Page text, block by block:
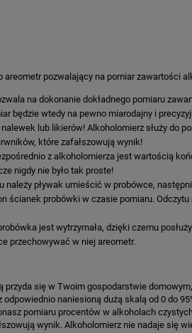
pozwalający na pomiar zawartości
na dokonanie dokładnego pomiaru
będzie wtedy na pewno miarodajny i
lub likierów! Alkoholomierz służy do
które zafałszowują wynik!
z alkoholomierza jest wartością
nigdy nie było tak proste!
należy pływak umieścić w probówce,
ścianek probówki w czasie pomiaru.
jest wytrzymała, dzięki czemu
przechowywać w niej areometr.
przyda się w Twoim gospodarstwie
odpowiednio naniesioną dużą skalą od 0 do
pomiaru procentów w alkoholach
wynik. Alkoholomierz nie nadaje się